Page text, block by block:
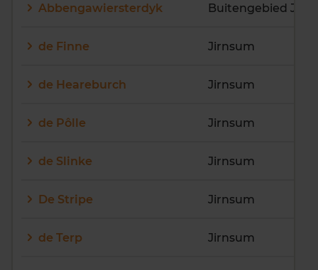
L
Q
R U
Abbengawiersterdyk Buitengebied
de Finne Jirnsum
de Heareburch Jirnsum
de Pôlle Jirnsum
de Slinke Jirnsum
De Stripe Jirnsum
de Terp Jirnsum